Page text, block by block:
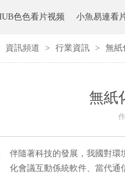
色色看片视频 小魚易連看
資訊頻道 > 行業資訊 > 無
無紙
伴隨著科技的發展，我國對環
化會議互動係統軟件、當代